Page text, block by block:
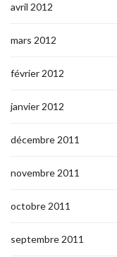
avril 2012
mars 2012
février 2012
janvier 2012
décembre 2011
novembre 2011
octobre 2011
septembre 2011